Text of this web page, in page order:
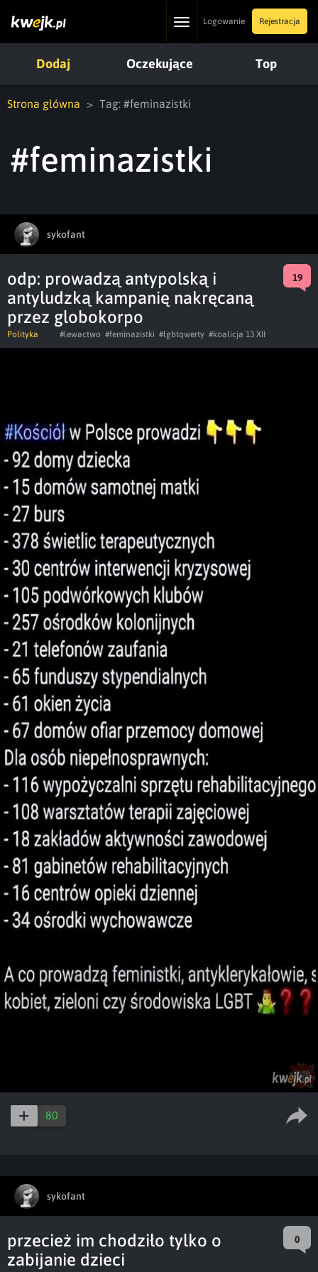
ToggleLogowanie Rejestracja
Dodaj Oczekujące Top
Strona główna Tag: #feminazistki
#feminazistki
sykofant
odp: prowadzą antypolską i
antyludzką kampanię nakręcaną
przez globokorpo
19
Polityka #lewactwo #feminazistki #lgbtqwerty #koalicja 13 XII
80
sykofant
przecież im chodziło tylko o
zabijanie dzieci
0